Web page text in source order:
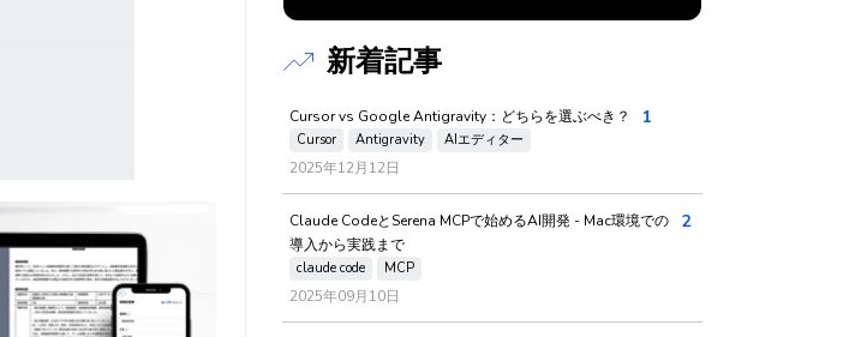
新着記事
Cursor vs Google Antigravity：どちらを選ぶべき？
Cursor Antigravity AIエディター
2025年12月12日
1
Claude CodeとSerena MCPで始めるAI開発 - Mac環境での
導入から実践まで
claude code MCP
2025年09月10日
2